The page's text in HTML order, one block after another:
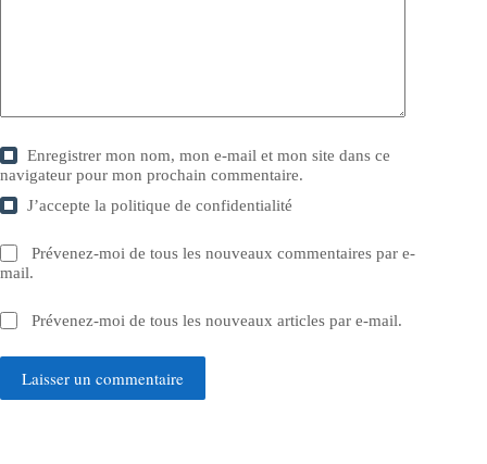
Enregistrer mon nom, mon e-mail et mon site dans ce
navigateur pour mon prochain commentaire.
J’accepte lapolitique de confidentialité
Prévenez-moi de tous les nouveaux commentaires par e-
mail.
Prévenez-moi de tous les nouveaux articles par e-mail.
Laisser un commentaire